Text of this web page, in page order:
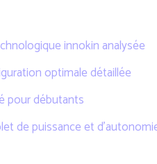
innokin analysée
optimale détaillée
pour débutants
de puissance et